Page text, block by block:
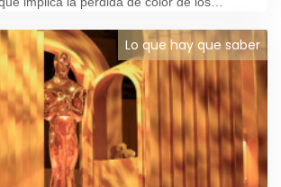
Lo que hay que saber